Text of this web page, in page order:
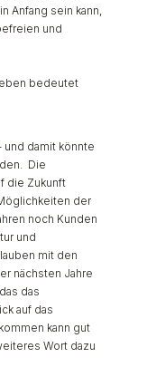
Anfang sein kann,
und
bedeutet
damit könnte
Die
die Zukunft
der
noch Kunden
und
mit den
nächsten Jahre
das
auf das
kann gut
Wort dazu